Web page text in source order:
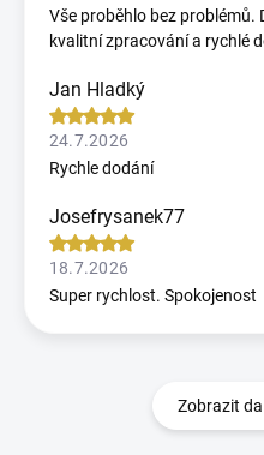
Vše proběhlo bez problémů.
kvalitní zpracování a rychlé
Jan Hladký
24.7.2026
Rychle dodání
Josefrysanek77
18.7.2026
Super rychlost. Spokojenost
Zobrazit